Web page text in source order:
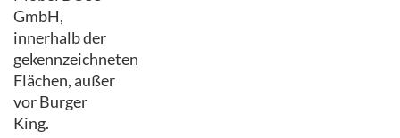
GmbH,
innerhalb der
gekennzeichneten
Flächen, außer
vor Burger
King.